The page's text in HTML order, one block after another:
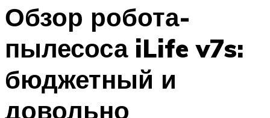
Обзор робота-
пылесоса iLife v7s:
бюджетный и
довольно